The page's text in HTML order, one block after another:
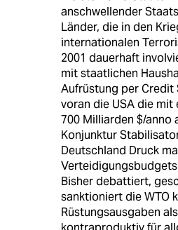
anschwellender
Länder, die in den
internationalen
2001 dauerhaft
mit staatlichen
Aufrüstung per Credit
voran die USA die
700 Milliarden $/anno
Konjunktur
Deutschland Druck
Verteidigungsbudgets
Bisher debattiert,
sanktioniert die WTO
Rüstungsausgaben